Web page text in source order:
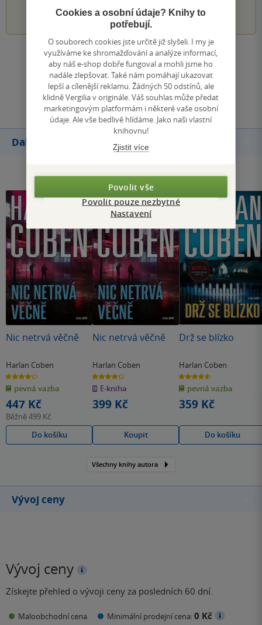
5
Zobrazit všechna hodnocení
Přidat hodnocení
Další knihy autora
Nic netrvá věčně
Harlan Coben
4.3
z
5
hvězdiček
pevná vazba
447 Kč
Běžně499 Kč
Do košíku
Nic netrvá věčně
Harlan Coben
4.3
z
5
hvězdiček
E-kniha
399 Kč
Koupit
Drž se blízko
Harlan Coben
4.6
z
5
hvězdiček
pevná vazba
359 Kč
Do košíku
Všechny knihy autora
Vývoj ceny
Vývoj ceny
Získejte přehled o vývoji ceny za posledních 60 dní.
Maloobchodní cena Minimální prodejní cena:0 Kč
Cookies a osobní údaje? Knihy to
potřebují.
O souborech cookies jste určitě již slyšeli. I my je
využíváme ke shromažďování a analýze informací,
aby náš e-shop dobře fungoval a mohli jsme ho
nadále zlepšovat. Také nám pomáhají ukazovat
lepší a cílenější reklamu. Žádných 50 odstínů, ale
klidně Vergilia v originále. Váš souhlas může předat
marketingovým platformám i některé vaše osobní
údaje. Ale vše bedlivě hlídáme. Jako naši vlastní
knihovnu!
Zjistit více
Povolit vše
Povolit pouze nezbytné
Nastavení